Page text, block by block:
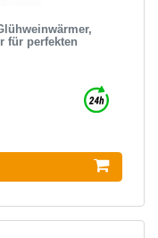
für perfekten